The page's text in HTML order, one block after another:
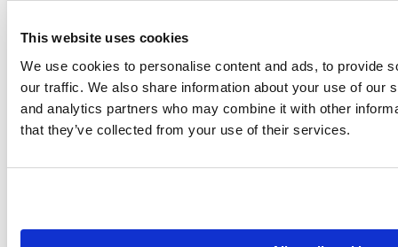
This website uses cookies
We use cookies to personalise content and ads, to provide
our traffic. We also share information about your use of our
and analytics partners who may combine it with other
that they’ve collected from your use of their services.
Hoe lang duurt het indexeren bij Google?
Hoe lang duurt het om Seo te leren